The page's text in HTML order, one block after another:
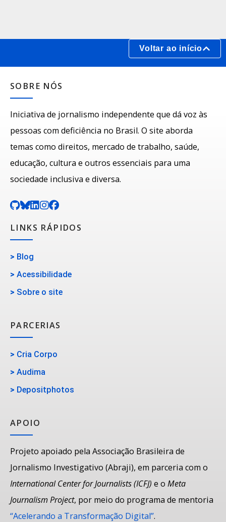
Voltar ao início
SOBRE NÓS
Iniciativa de jornalismo independente que dá voz às
pessoas com deficiência no Brasil. O site aborda
temas como direitos, mercado de trabalho, saúde,
educação, cultura e outros essenciais para uma
sociedade inclusiva e diversa.
LINKS RÁPIDOS
> Blog
> Acessibilidade
> Sobre o site
PARCERIAS
> Cria Corpo
> Audima
> Depositphotos
APOIO
Projeto apoiado pela Associação Brasileira de
Jornalismo Investigativo (Abraji), em parceria com o
International Center for Journalists (ICFJ) e o Meta
Journalism Project, por meio do programa de mentoria
“Acelerando a Transformação Digital”.